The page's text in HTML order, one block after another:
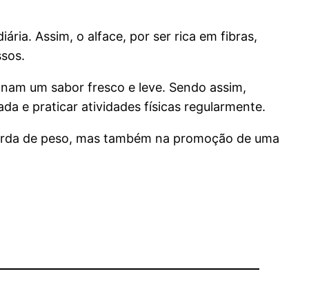
Assim, o alface, por ser rica em fibras,
um sabor fresco e leve. Sendo assim,
e praticar atividades físicas regularmente.
de peso, mas também na promoção de uma